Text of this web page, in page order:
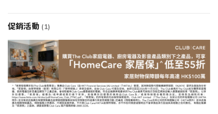
促銷活動 (1)